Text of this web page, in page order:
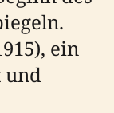
ein
und